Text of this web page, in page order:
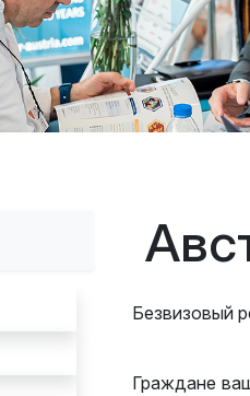
мероприятий
Business in
выставки
Эффективное
выставках
Официальный
авиаперевозчик
Безвизовый
Граждане